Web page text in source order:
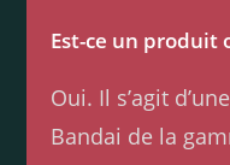
Est-ce un produit
Oui. Il s’agit
Bandai de la